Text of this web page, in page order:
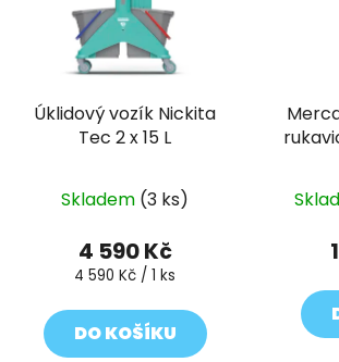
Úklidový vozík Nickita
Tec 2 x 15 L
Skladem (3 ks)
4 590 Kč
Měrná
4 590 Kč / 1 ks
DO KOŠÍKU